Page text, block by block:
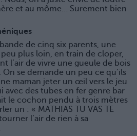
et au môme… Surement bien
de cinq six parents, une
plus loin, en train de cloper,
l’air de vivre une gueule de bois
se demande un peu ce qu’ils
maman jeter un œil vers le jeu
avec des tubes en fer genre bar
le cochon pendu à trois mètres
un : « MATHIAS TU VAS TE
l’air de rien à sa